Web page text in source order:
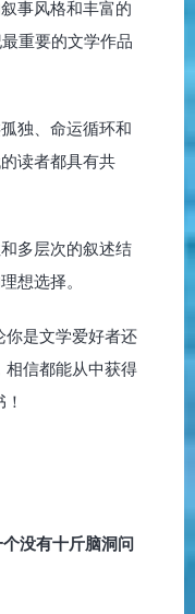
叙事风格和丰富的
重要的文学作品
独、命运循环和
读者都具有共
多层次的叙述结
想选择。
你是文学爱好者还
相信都能从中获得
没有十斤脑洞问